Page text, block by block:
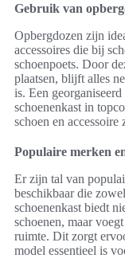
Gebruik van
Opbergdozen zijn
accessoires die bij
schoenpoets. Door
plaatsen, blijft alles
is. Een
schoenenkast in
schoen en
Populaire merken
Er zijn tal van
beschikbaar die
schoenenkast biedt
schoenen, maar
ruimte. Dit zorgt
model essentieel is